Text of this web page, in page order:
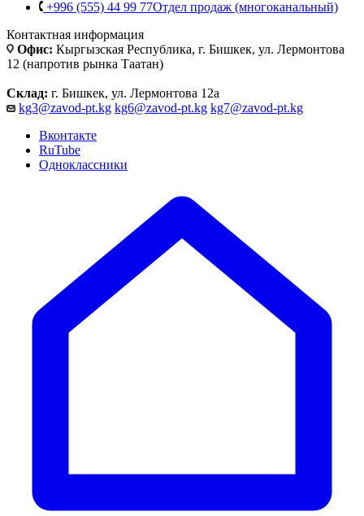
+996 (555) 44 99 77Отдел продаж (многоканальный)
Контактная информация
Офис: Кыргызская Республика, г. Бишкек, ул. Лермонтова
12 (напротив рынка Таатан)
Склад: г. Бишкек, ул. Лермонтова 12а
kg3@zavod-pt.kg kg6@zavod-pt.kg kg7@zavod-pt.kg
Вконтакте
RuTube
Одноклассники